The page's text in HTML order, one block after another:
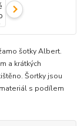
šotky Albert.
a krátkých
Šortky jsou
s podílem